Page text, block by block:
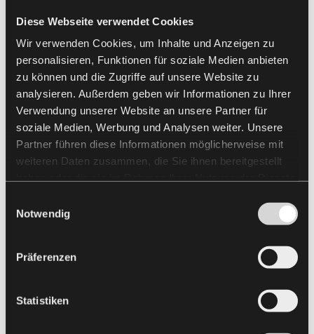
Diese Webseite verwendet Cookies
Wir verwenden Cookies, um Inhalte und Anzeigen zu
personalisieren, Funktionen für soziale Medien anbieten
zu können und die Zugriffe auf unsere Website zu
analysieren. Außerdem geben wir Informationen zu Ihrer
Verwendung unserer Website an unsere Partner für
soziale Medien, Werbung und Analysen weiter. Unsere
Partner führen diese Informationen möglicherweise mit
weiteren Daten zusammen, die Sie ihnen bereitgestellt
Notwendig
Präferenzen
Statistiken
Scope of services8,900 m² unitised system façade, 1,400
m² aluminium stick system façade
Wandsworth Mills